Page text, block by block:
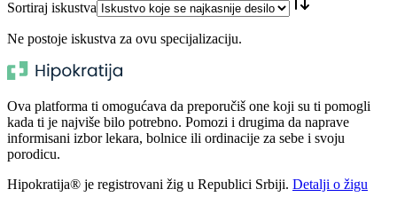
Sortiraj iskustva
Ne postoje iskustva za ovu specijalizaciju.
Ova platforma ti omogućava da preporučiš one koji su ti pomogli
kada ti je najviše bilo potrebno. Pomozi i drugima da naprave
informisani izbor lekara, bolnice ili ordinacije za sebe i svoju
porodicu.
Hipokratija® je registrovani žig u Republici Srbiji. Detalji o žigu